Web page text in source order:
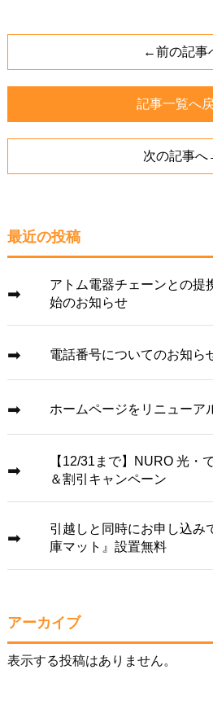
←前の記事
記事一覧へ
次の記事
最近の投稿
アトム電器チェーンとの提
始のお知らせ
電話番号についてのお知ら
ホームページをリニューア
【12/31まで】NURO 光・
＆割引キャンペーン
引越しと同時にお申し込み
庫マット』設置無料
アーカイブ
表示する投稿はありません。